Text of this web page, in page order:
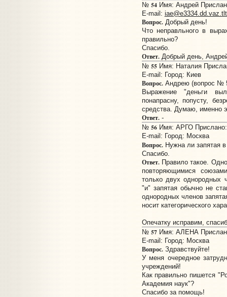
№ 54Имя: Андрей
E-mail:
Вопрос.Добрый день!
Что неправльного в
правильно?
Спасибо.
Ответ.Добрый день,
№ 55Имя: Наталия
E-mail: Город: Киев
Вопрос.Андрею (вопрос №
Выражение "деньги
понапрасну, попусту,
средства. Думаю, именно
Ответ.-
№ 56Имя: АРГО Прислано:
E-mail: Город: Москва
Вопрос.Нужна ли запятая
Спасибо.
Ответ.Правило такое.
повторяющимися
только двух однородных
"и" запятая обычно не
однородных членов
носит категорического
Опечатку исправим,
№ 57Имя: АЛЕНА
E-mail: Город: Москва
Вопрос.Здравствуйте!
У меня очередное
учреждений!
Как правильно пишется
Академия наук"?
Спасибо за помощь!